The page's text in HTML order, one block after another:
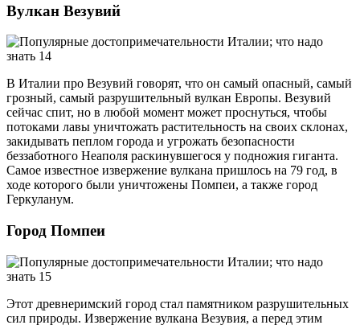
Вулкан Везувий
В Италии про Везувий говорят, что он самый опасный, самый
грозный, самый разрушительный вулкан Европы. Везувий
сейчас спит, но в любой момент может проснуться, чтобы
потоками лавы уничтожать растительность на своих склонах,
закидывать пеплом города и угрожать безопасности
беззаботного Неаполя раскинувшегося у подножия гиганта.
Самое известное извержение вулкана пришлось на 79 год, в
ходе которого были уничтожены Помпеи, а также город
Геркуланум.
Город Помпеи
Этот древнеримский город стал памятником разрушительных
сил природы. Извержение вулкана Везувия, а перед этим